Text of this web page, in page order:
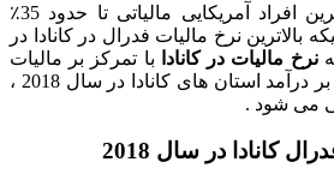
افراد آمریکایی مالیاتی تا حدود 35
٪
بالاترین نرخ مالیات فدرال در کانادا در
نرخ مالیات در کانادا
با تمرکز بر مالیات
بر درآمد فدرال و مالیات بر درآمد استان های کانادا در سال 2018 ،
می شود .
کانادا در سال 2018